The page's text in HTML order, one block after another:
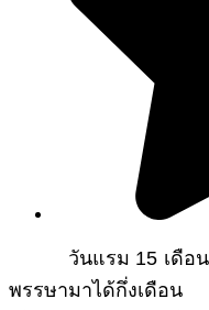
วันแรม 15 เดือ
พรรษามาได้กึ่งเดือ